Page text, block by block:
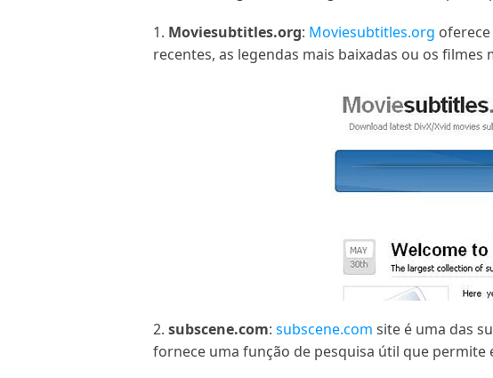
1. Moviesubtitles.org: Moviesubtitles.org
recentes, as legendas mais baixadas ou os
2. subscene.com: subscene.com site é uma das
fornece uma função de pesquisa útil que